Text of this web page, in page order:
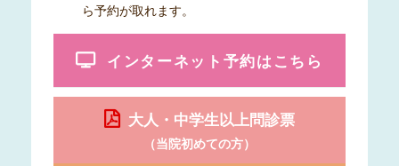
ら予約が取れます。
インターネット予約はこちら
大人・中学生以上問診票
（当院初めての方）